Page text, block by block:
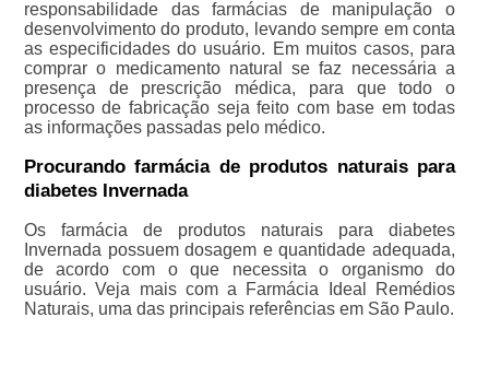
responsabilidade das farmácias de manipulação o
desenvolvimento do produto, levando sempre em conta
as especificidades do usuário. Em muitos casos, para
comprar o medicamento natural se faz necessária a
presença de prescrição médica, para que todo o
processo de fabricação seja feito com base em todas
as informações passadas pelo médico.
Procurando farmácia de produtos naturais para
diabetes Invernada
Os farmácia de produtos naturais para diabetes
Invernada possuem dosagem e quantidade adequada,
de acordo com o que necessita o organismo do
usuário. Veja mais com a Farmácia Ideal Remédios
Naturais, uma das principais referências em São Paulo.